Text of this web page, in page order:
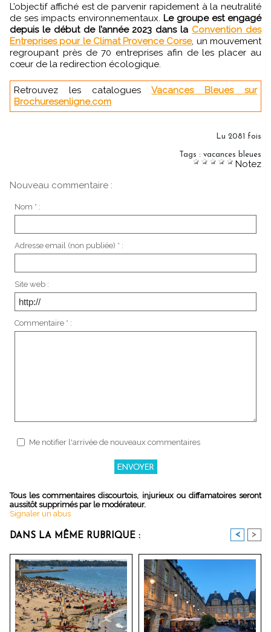
L’objectif affiché est de parvenir rapidement à la neutralité
de ses impacts environnementaux. Le groupe est engagé
depuis le début de l’année 2023 dans la Convention des
Entreprises pour le Climat Provence Corse, un mouvement
regroupant près de 70 entreprises afin de les placer au
cœur de la redirection écologique.
Retrouvez les cataloguesVacances Bleues sur
Brochuresenligne.com
Lu 2081 fois
Tags : vacances bleues
Notez
Nouveau commentaire :
Nom * :
Adresse email (non publiée) * :
Site web :
Commentaire * :
Me notifier l'arrivée de nouveaux commentaires
Tous les commentaires discourtois, injurieux ou diffamatoires seront
aussitôt supprimés par le modérateur.
Signaler un abus
DANS LA MÊME RUBRIQUE : < >